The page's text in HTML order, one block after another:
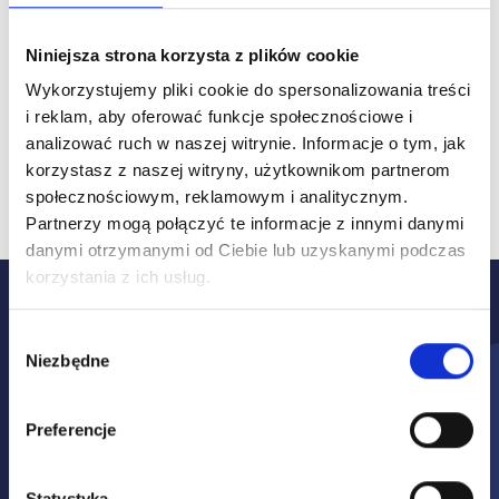
Niniejsza strona korzysta z plików cookie
Wykorzystujemy pliki cookie do spersonalizowania treści
i reklam, aby oferować funkcje społecznościowe i
analizować ruch w naszej witrynie. Informacje o tym, jak
korzystasz z naszej witryny, użytkownikom partnerom
społecznościowym, reklamowym i analitycznym.
Partnerzy mogą połączyć te informacje z innymi danymi
danymi otrzymanymi od Ciebie lub uzyskanymi podczas
korzystania z ich usług.
zgody
Niezbędne
Preferencje
Pracownik z należytą
dokładnością pokaże stan
techniczny i wizualny pojazd
To proste i wygodne!